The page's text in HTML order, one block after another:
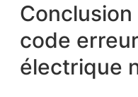
Conclusion
code
électrique